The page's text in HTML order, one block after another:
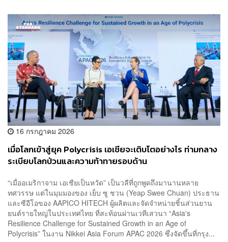
16 กรกฎาคม 2026
เมื่อโลกเข้าสู่ยุค Polycrisis เอเชียจะเติบโตอย่างไร ท่ามกลาง
ระเบียบโลกป่วนและความท้าทายรอบด้าน
“เมื่ออเมริกาจาม เอเชียเป็นหวัด” เป็นวลีที่ถูกพูดถึงมานานหลาย
ทศวรรษ แต่ในมุมมองของ เย็บ ซู ชวน (Yeap Swee Chuan) ประธาน
และซีอีโอของ AAPICO HITECH ผู้ผลิตและจัดจำหน่ายชิ้นส่วนยาน
ยนต์รายใหญ่ในประเทศไทย ที่สะท้อนผ่านเวทีเสวนา “Asia's
Resilience Challenge for Sustained Growth in an Age of
Polycrisis” ในงาน Nikkei Asia Forum APAC 2026 ซึ่งจัดขึ้นที่กรุง...